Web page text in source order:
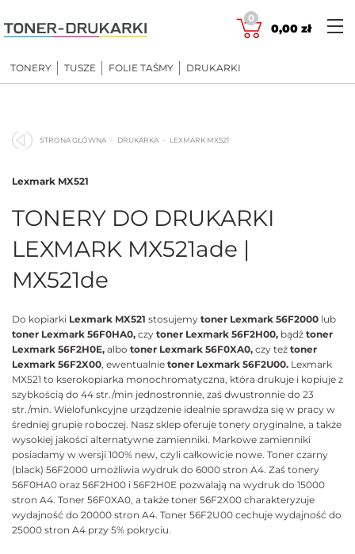
to
content
0
0,00 zł
TONERY TUSZE FOLIE TAŚMY DRUKARKI
STRONA GŁÓWNA DRUKARKA LEXMARK MX521
Lexmark MX521
TONERY DO DRUKARKI
LEXMARK MX521ade |
MX521de
Do kopiarki Lexmark MX521 stosujemy toner Lexmark 56F2000 lub
toner Lexmark 56F0HA0, czy toner Lexmark 56F2H00, bądź toner
Lexmark 56F2H0E, albo toner Lexmark 56F0XA0, czy też toner
Lexmark 56F2X00, ewentualnie toner Lexmark 56F2U00. Lexmark
MX521 to kserokopiarka monochromatyczna, która drukuje i kopiuje z
szybkością do 44 str./min jednostronnie, zaś dwustronnie do 23
str./min. Wielofunkcyjne urządzenie idealnie sprawdza się w pracy w
średniej grupie roboczej. Nasz sklep oferuje tonery oryginalne, a także
wysokiej jakości alternatywne zamienniki. Markowe zamienniki
posiadamy w wersji 100% new, czyli całkowicie nowe. Toner czarny
(black) 56F2000 umożliwia wydruk do 6000 stron A4. Zaś tonery
56F0HA0 oraz 56F2H00 i 56F2H0E pozwalają na wydruk do 15000
stron A4. Toner 56F0XA0, a także toner 56F2X00 charakteryzuje
wydajność do 20000 stron A4. Toner 56F2U00 cechuje wydajność do
25000 stron A4 przy 5% pokryciu.